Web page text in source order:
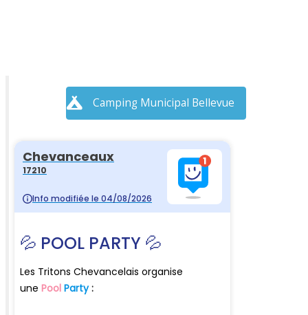
Camping Municipal Bellevue